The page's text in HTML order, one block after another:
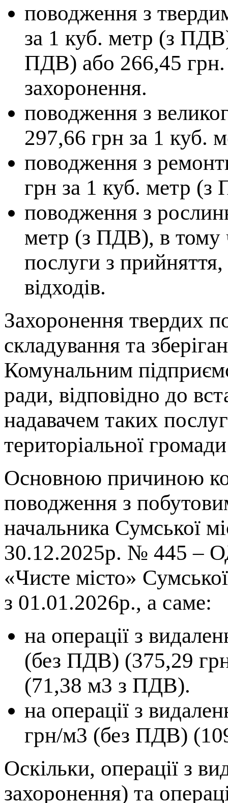
поводження з
за 1 куб. метр (з
ПДВ) або 266,45 грн.
захоронення.
поводження з
297,66 грн за 1 куб.
поводження з
грн за 1 куб. метр
поводження з
метр (з ПДВ), в тому
послуги з
відходів.
Захоронення твердих
складування та
Комунальним
ради, відповідно до
надавачем таких
територіальної
Основною причиною
поводження з
начальника Сумської
30.12.2025р. № 445 –
«Чисте місто»
з 01.01.2026р., а саме:
на операції з
(без ПДВ) (375,29
(71,38 м3 з ПДВ).
на операції з
грн/м3 (без ПДВ)
Оскільки, операції з
захоронення) та